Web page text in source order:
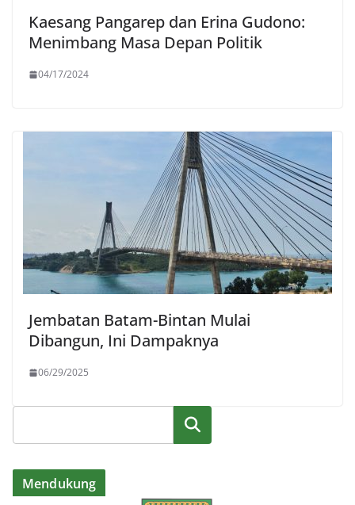
Kaesang Pangarep dan Erina Gudono:
Menimbang Masa Depan Politik
04/17/2024
Jembatan Batam-Bintan Mulai
Dibangun, Ini Dampaknya
06/29/2025
Cari
Mendukung